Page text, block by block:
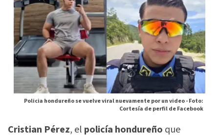
Policia hondureño se vuelve viral nuevamente por un video -Foto:
Cortesía de perfil de Facebook
Cristian Pérez, el policía hondureño que